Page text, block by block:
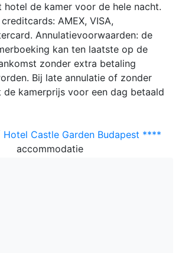
hotel de kamer voor de hele nacht.
AMEX, VISA,
Annulatievoorwaarden: de
kan ten laatste op de
zonder extra betaling
Bij late annulatie of zonder
de kamerprijs voor een dag betaald
Castle Garden Budapest ****
accommodatie